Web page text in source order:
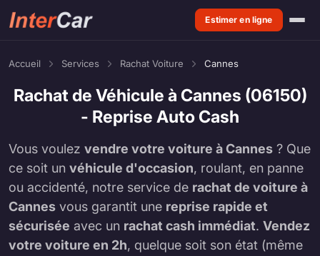
Estimer en ligne
Accueil Services Rachat Voiture Cannes
Rachat de Véhicule à Cannes (06150)
- Reprise Auto Cash
Vous voulez vendre votre voiture à Cannes ? Que
ce soit un véhicule d'occasion, roulant, en panne
ou accidenté, notre service de rachat de voiture à
Cannes vous garantit une reprise rapide et
sécurisée avec un rachat cash immédiat. Vendez
votre voiture en 2h, quelque soit son état (même